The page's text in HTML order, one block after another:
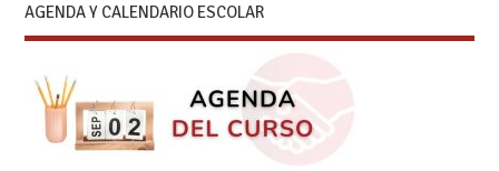
AGENDA Y CALENDARIO ESCOLAR